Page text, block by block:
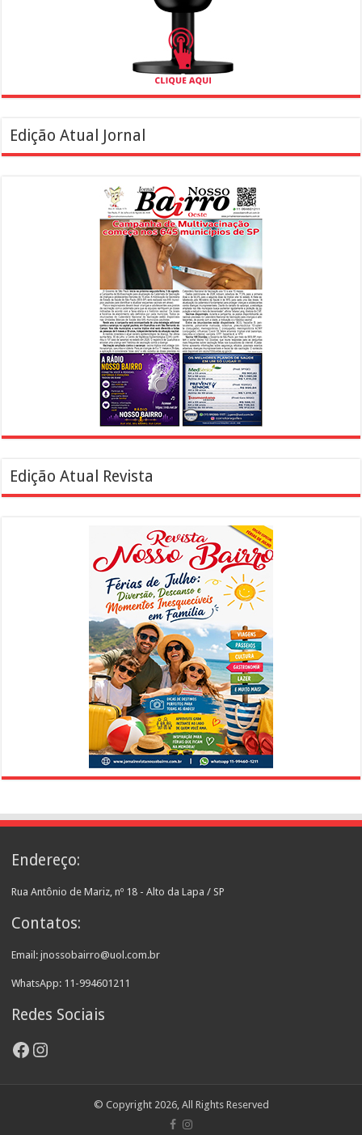
Edição Atual Jornal
Edição Atual Revista
Endereço:
Rua Antônio de Mariz, nº 18 - Alto da Lapa / SP
Contatos:
Email: jnossobairro@uol.com.br
WhatsApp: 11-994601211
Redes Sociais
Facebook
Instagram
© Copyright 2026, All Rights Reserved